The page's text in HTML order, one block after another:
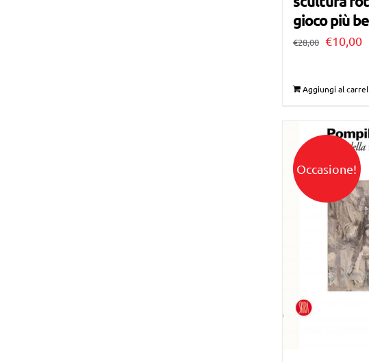
gioco più
€28,00 Il
originale
€28,00.
€10,00Il
Aggiungi al
Occasione!